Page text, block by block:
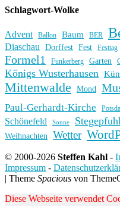
Schlagwort-Wolke
Advent Ballon Baum BER
Diaschau Dorffest Fest Festtag
Formel1 Funkerberg Garten
Königs Wusterhausen
Mittenwalde Mond
Paul-Gerhardt-Kirche
Schönefeld Sonne Stegepfuhl
Weihnachten Wetter
© 2000-2026 Steffen Kahl -
Impressum -
| Theme Spacious von
Diese Webseite verwendet